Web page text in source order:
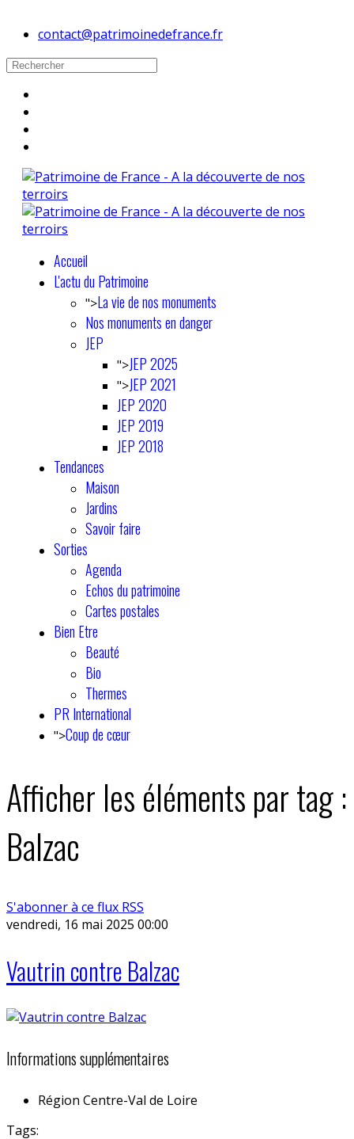
contact@patrimoinedefrance.fr
Accueil
L'actu du Patrimoine
">La vie de nos monuments
Nos monuments en danger
JEP
">JEP 2025
">JEP 2021
JEP 2020
JEP 2019
JEP 2018
Tendances
Maison
Jardins
Savoir faire
Sorties
Agenda
Echos du patrimoine
Cartes postales
Bien Etre
Beauté
Bio
Thermes
PR International
">Coup de cœur
Afficher les éléments par tag :
Balzac
S'abonner à ce flux RSS
vendredi, 16 mai 2025 00:00
Vautrin contre Balzac
Informations supplémentaires
Région Centre-Val de Loire
Tags: